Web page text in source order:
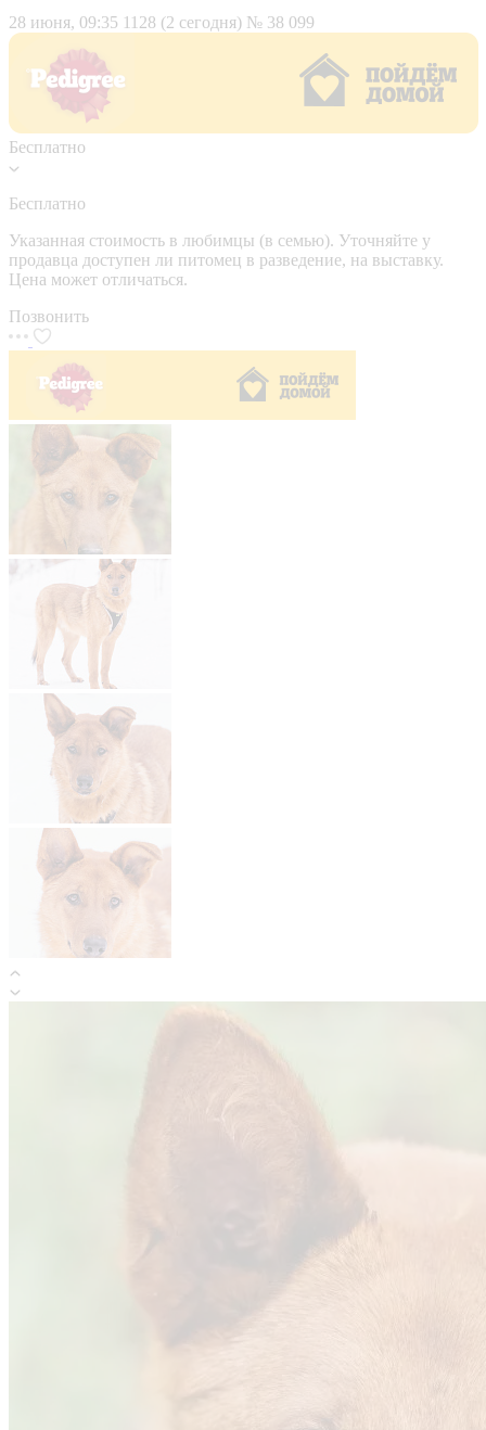
28 июня, 09:35 1128 (2 сегодня) № 38 099
Бесплатно
Бесплатно
Указанная стоимость в любимцы (в семью). Уточняйте у
продавца доступен ли питомец в разведение, на выставку.
Цена может отличаться.
Позвонить